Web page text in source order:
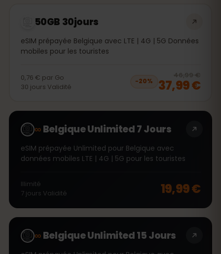
50GB 30jours
eSIM prépayée Belgique avec LTE | 4G | 5G Données
mobiles pour les touristes
0,76 € par Go
30 jours Validité
−20%
46,99 €
37,99 €
∞Belgique Unlimited 7 Jours
eSIM prépayée Unlimited pour Belgique avec
données mobiles LTE | 4G | 5G pour les touristes
Illimité
7 jours Validité 19,99 €
∞Belgique Unlimited 15 Jours